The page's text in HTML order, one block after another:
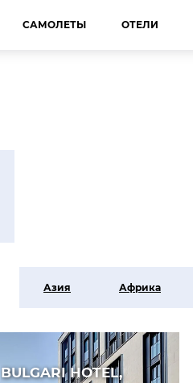
САМОЛЕТЫ ОТЕЛИ
Азия Африка
BULGARI HOTEL,